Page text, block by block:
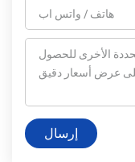
إرسال